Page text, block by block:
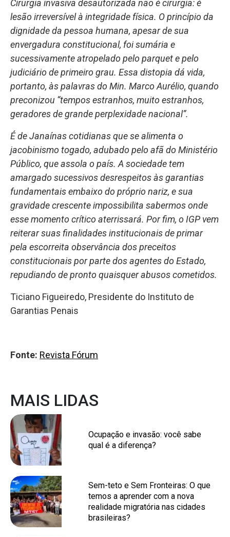
Cirurgia invasiva desautorizada não é cirurgia: é
lesão irreversível à integridade física. O princípio da
dignidade da pessoa humana, apesar de sua
envergadura constitucional, foi sumária e
sucessivamente atropelado pelo parquet e pelo
judiciário de primeiro grau. Essa distopia dá vida,
portanto, às palavras do Min. Marco Aurélio, quando
preconizou “tempos estranhos, muito estranhos,
geradores de grande perplexidade nacional”.
É de Janaínas cotidianas que se alimenta o
jacobinismo togado, adubado pelo afã do Ministério
Público, que assola o país. A sociedade tem
amargado sucessivos desrespeitos às garantias
fundamentais embaixo do próprio nariz, e sua
gravidade crescente impossibilita sabermos onde
esse momento crítico aterrissará. Por fim, o IGP vem
reiterar suas finalidades institucionais de primar
pela escorreita observância dos preceitos
constitucionais por parte dos agentes do Estado,
repudiando de pronto quaisquer abusos cometidos.
Ticiano Figueiredo, Presidente do Instituto de
Garantias Penais
Fonte: Revista Fórum
MAIS LIDAS
Ocupação e invasão: você sabe
qual é a diferença?
Sem-teto e Sem Fronteiras: O que
temos a aprender com a nova
realidade migratória nas cidades
brasileiras?